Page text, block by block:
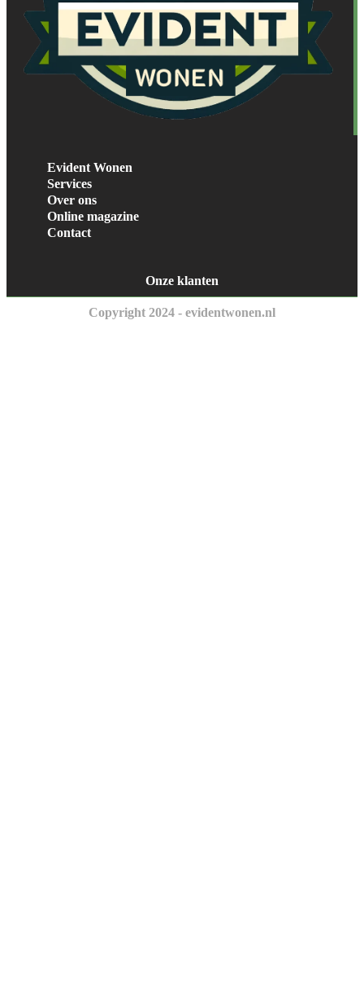
Evident Wonen
Services
Over ons
Online magazine
Contact
Onze klanten
Copyright 2024 - evidentwonen.nl